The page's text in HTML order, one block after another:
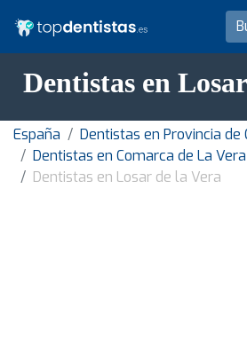
Dentistas en
España
Dentistas en Provincia de
Dentistas en Comarca de La Vera
Dentistas en Losar de la Vera